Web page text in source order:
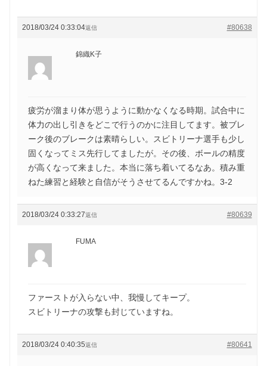
2018/03/24 0:33:04 #80638
返信
錦織K子
疲労が溜まり体が思うように動かなくなる時期。試合中に
体力の出し引きをどこで行うのかに注目してます。被ブレ
ーク後のブレークは素晴らしい。スビトリーナ選手も少し
固くなってミス先行してましたが。その後、ボールの精度
が高くなって来ました。本当に落ち着いてるなあ。積み重
ねた練習と経験と自信がそうさせてるんですかね。3-2
2018/03/24 0:33:27 #80639
返信
FUMA
ファーストが入らない中、我慢してキープ。
スビトリーナの攻撃も封じていますね。
2018/03/24 0:40:35 #80641
返信